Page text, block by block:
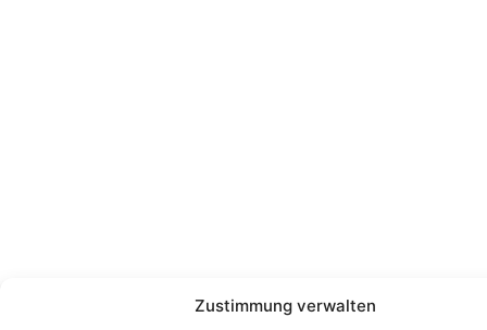
Zustimmung verwalten